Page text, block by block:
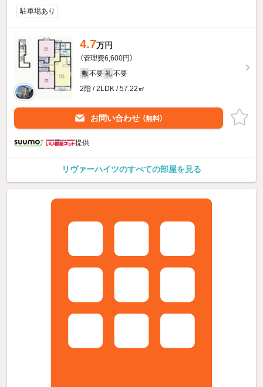
駐車場あり
4.7万円
（管理費6,600円）
敷 不要 礼 不要
2階 / 2LDK / 57.22㎡
お問い合わせ （無料）
提供
リヴァーハイツのすべての部屋を見る